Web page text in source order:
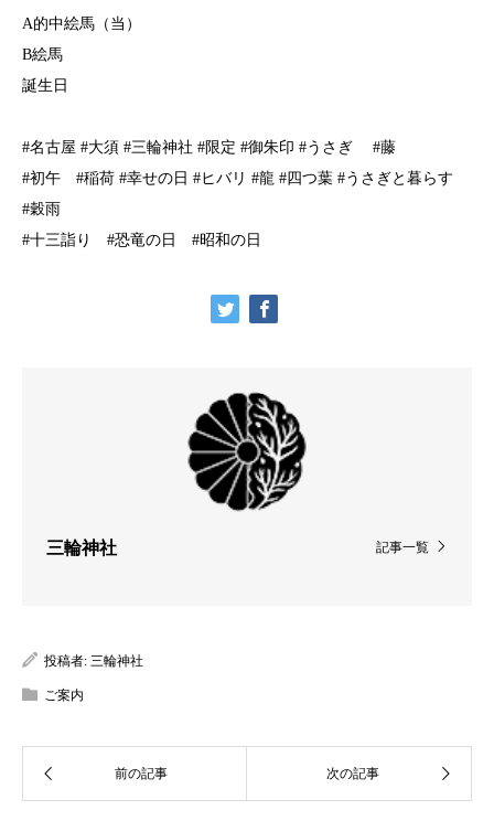
A的中絵馬（当）
B絵馬
誕生日
#名古屋 #大須 #三輪神社 #限定 #御朱印 #うさぎ #藤
#初午 #稲荷 #幸せの日 #ヒバリ #龍 #四つ葉 #うさぎと暮らす
#穀雨
#十三詣り #恐竜の日 #昭和の日
記事一覧
三輪神社
投稿者: 三輪神社
ご案内